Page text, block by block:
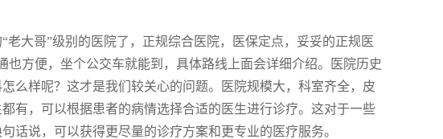
大哥”级别的医院了，正规综合医院，医保定点，妥妥的正规医
也方便，坐个公交车就能到，具体路线上面会详细介绍。医院历史
么样呢？这才是我们较关心的问题。医院规模大，科室齐全，皮
有，可以根据患者的病情选择合适的医生进行诊疗。这对于一些
话说，可以获得更尽量的诊疗方案和更专业的医疗服务。